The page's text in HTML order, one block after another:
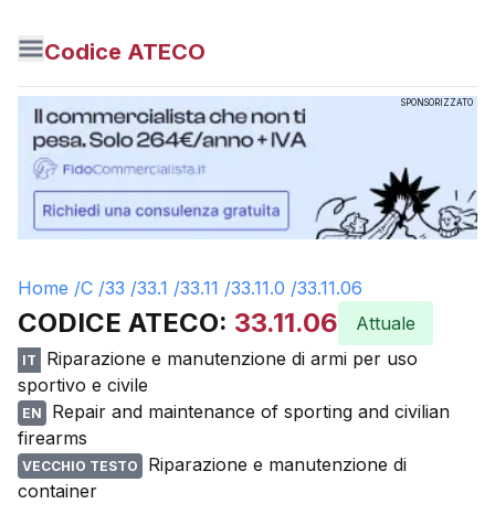
Codice ATECO
SPONSORIZZATO
Home /C /33 /33.1 /33.11 /33.11.0 /33.11.06
CODICE ATECO: 33.11.06 Attuale
IT
Riparazione e manutenzione di armi per uso
sportivo e civile
EN
Repair and maintenance of sporting and civilian
firearms
VECCHIO TESTO
Riparazione e manutenzione di
container